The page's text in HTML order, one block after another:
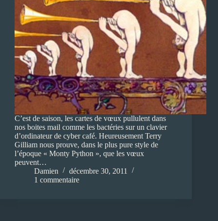
C’est de saison, les cartes de vœux pullulent dans
nos boites mail comme les bactéries sur un clavier
d’ordinateur de cyber café. Heureusement Terry
Gilliam nous prouve, dans le plus pure style de
l’époque « Monty Python », que les vœux
peuvent…
Damien
décembre 30, 2011
1 commentaire